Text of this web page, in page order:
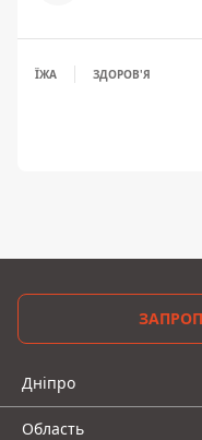
ЇЖА ЗДОРОВ'Я
Дніпро
Область